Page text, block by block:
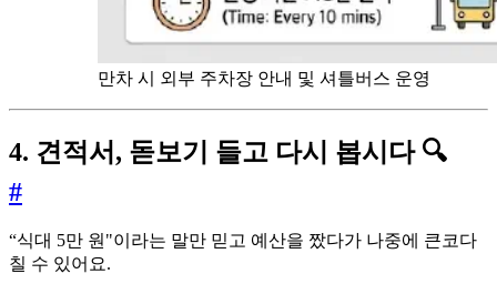
만차 시 외부 주차장 안내 및 셔틀버스 운영
4. 견적서, 돋보기 들고 다시 봅시다 🔍
#
“식대 5만 원"이라는 말만 믿고 예산을 짰다가 나중에 큰코다
칠 수 있어요.